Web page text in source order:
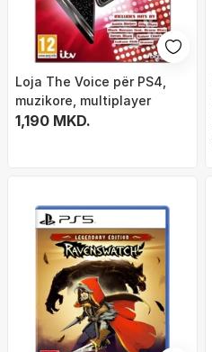
Loja The Voice për PS4,
muzikore, multiplayer
1,190 MKD.